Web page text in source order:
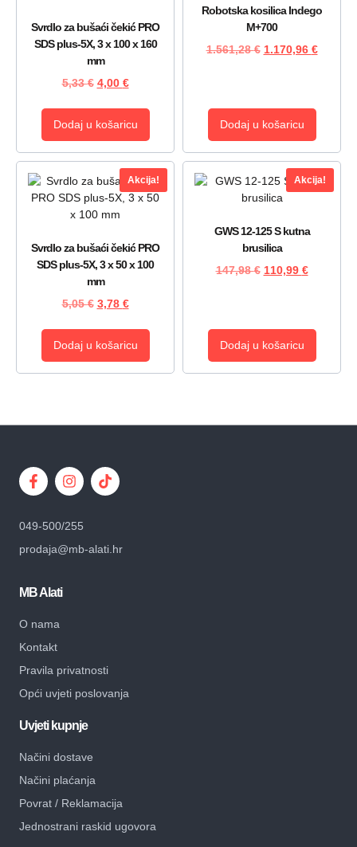
Svrdlo za bušaći čekić PRO
SDS plus-5X, 3 x 100 x 160
mm
5,33€ 4,00 €
Dodaj u košaricu
Robotska kosilica Indego
M+700
1.561,28€ 1.170,96 €
Dodaj u košaricu
Akcija!
Svrdlo za bušaći čekić PRO
SDS plus-5X, 3 x 50 x 100
mm
5,05€ 3,78 €
Dodaj u košaricu
Akcija!
GWS 12-125 S kutna
brusilica
147,98€ 110,99 €
Dodaj u košaricu
049-500/255
prodaja@mb-alati.hr
MB Alati
O nama
Kontakt
Pravila privatnosti
Opći uvjeti poslovanja
Uvjeti kupnje
Načini dostave
Načini plaćanja
Povrat / Reklamacija
Jednostrani raskid ugovora